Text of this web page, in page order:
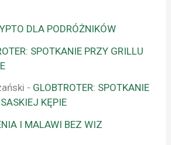
DLA PODRÓŻNIKÓW
SPOTKANIE PRZY GRILLU
- GLOBTROTER: SPOTKANIE
KĘPIE
I MALAWI BEZ WIZ